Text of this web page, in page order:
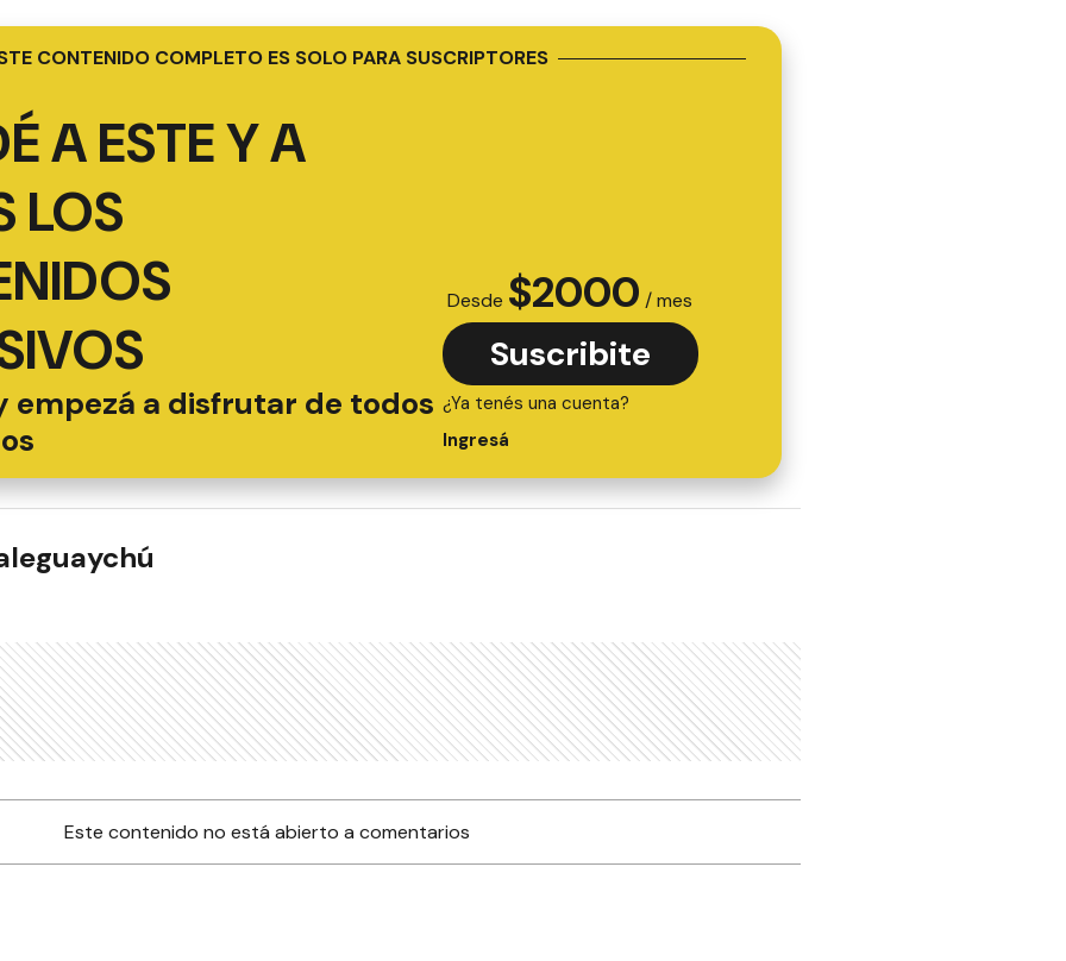
CONTENIDO COMPLETO ES SOLO PARA SUSCRIPTORES
A ESTE Y A
LOS
empezá a disfrutar de todos
Desde $2000 / mes
Suscribite
¿Ya tenés una cuenta?
Ingresá
Este contenido no está abierto a comentarios